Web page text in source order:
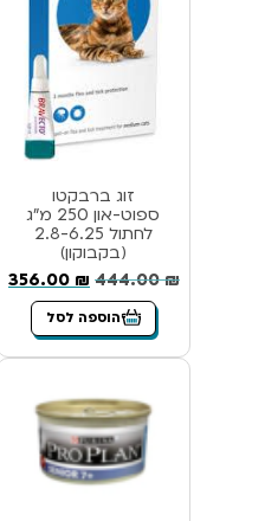
זוג ברבקטו
ספוט-און 250 מ”ג
לחתול 2.8-6.25
(בקבוקון)
444.00₪
356.00 ₪
הוספה לסל